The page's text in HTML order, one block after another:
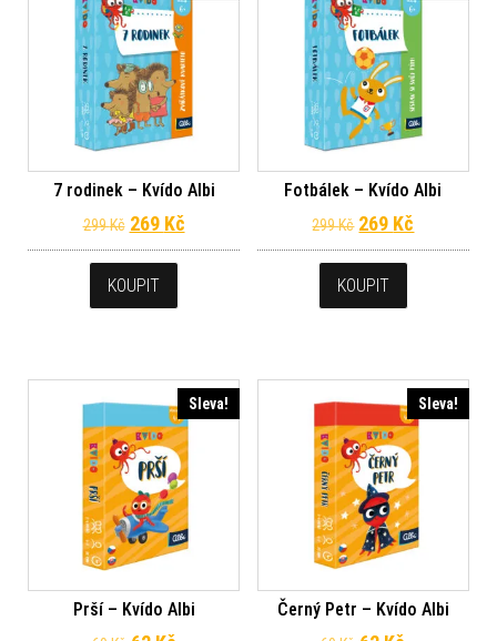
7 rodinek – Kvído Albi
299Kč Původní cena byla: 299 Kč.
269 KčAktuální cena je: 269 Kč.
KOUPIT
Fotbálek – Kvído Albi
299Kč Původní cena
269 Kč
KOUPIT
Sleva!
Prší – Kvído Albi
Sleva!
Černý Petr – Kvído Albi